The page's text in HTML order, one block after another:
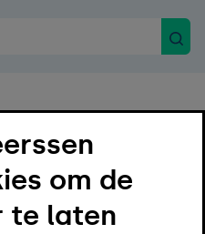
om de
te laten